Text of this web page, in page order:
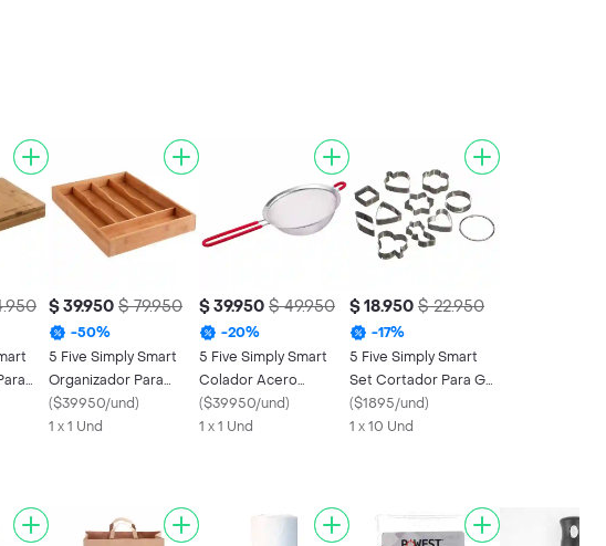
$ 39.950 $ 79.950
-50%
5 Five Simply Smart
Organizador Para
Cubiertos en Bamboo
115242
($39950/und)
1 x 1 Und
$ 39.950 $ 49.950
-20%
5 Five Simply Smart
Colador Acero
Inoxidable 20 cm
($39950/und)
1 x 1 Und
$ 18.950 $ 22.950
-17%
5 Five Simply Smart
Set Cortador Para Gall
en Acero
($1895/und)
1 x 10 Und